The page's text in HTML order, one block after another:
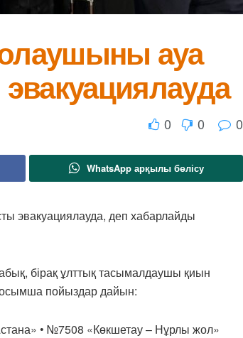
ауа
0 0 0
WhatsApp арқылы бөлісу
эвакуациялауда, деп хабарлайды
бірақ ұлттық тасымалдаушы қиын
пойыздар дайын:
• №7508 «Көкшетау – Нұрлы жол»